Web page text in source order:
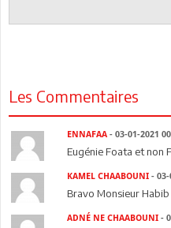
Les Commentaires
ENNAFAA - 03-01-2021
Eugénie Foata et non
KAMEL CHAABOUNI - 03-
Bravo Monsieur
ADNÉ NE CHAABOUNI -